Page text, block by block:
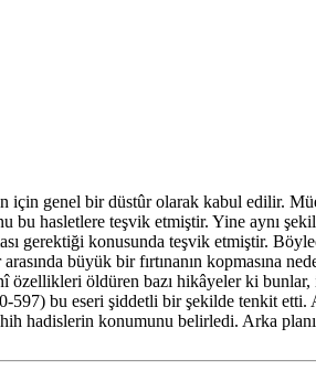
genel bir düstûr olarak kabul edilir.
bu hasletlere teşvik etmiştir. Yine aynı
gerektiği konusunda teşvik etmiştir.
büyük bir fırtınanın kopmasına
özellikleri öldüren bazı hikâyeler ki bunlar,
bu eseri şiddetli bir şekilde tenkit etti.
hadislerin konumunu belirledi. Arka